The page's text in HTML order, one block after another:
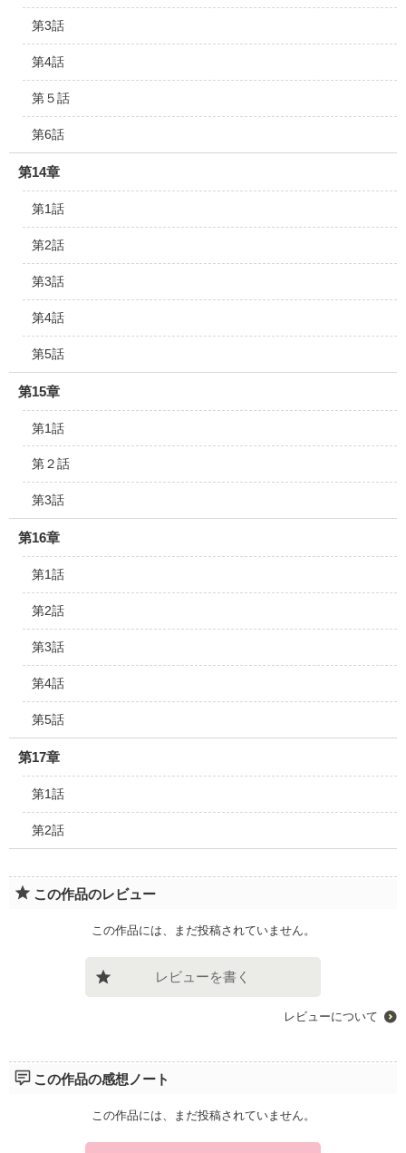
第3話
第4話
第５話
第6話
第14章
第1話
第2話
第3話
第4話
第5話
第15章
第1話
第２話
第3話
第16章
第1話
第2話
第3話
第4話
第5話
第17章
第1話
第2話
この作品のレビュー
この作品には、まだ投稿されていません。
レビューを書く
レビューについて
この作品の感想ノート
この作品には、まだ投稿されていません。